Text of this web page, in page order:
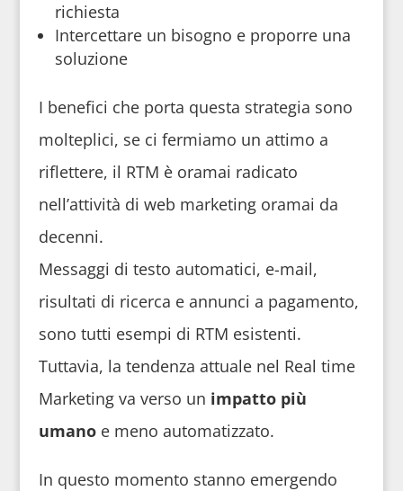
richiesta
Intercettare un bisogno e proporre una
soluzione
I benefici che porta questa strategia sono
molteplici, se ci fermiamo un attimo a
riflettere, il RTM è oramai radicato
nell’attività di web marketing oramai da
decenni.
Messaggi di testo automatici, e-mail,
risultati di ricerca e annunci a pagamento,
sono tutti esempi di RTM esistenti.
Tuttavia, la tendenza attuale nel Real time
Marketing va verso un impatto più
umanoe meno automatizzato.
In questo momento stanno emergendo